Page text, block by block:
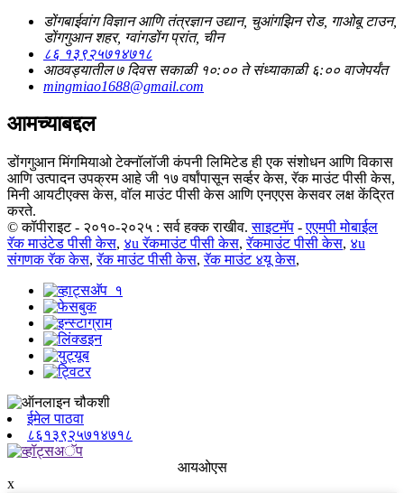
डोंगबाईवांग विज्ञान आणि तंत्रज्ञान उद्यान, चुआंगझिन रोड, गाओबू टाउन,
डोंगगुआन शहर, ग्वांगडोंग प्रांत, चीन
८६ १३९२५७१४७१८
आठवड्यातील ७ दिवस सकाळी १०:०० ते संध्याकाळी ६:०० वाजेपर्यंत
mingmiao1688@gmail.com
आमच्याबद्दल
डोंगगुआन मिंगमियाओ टेक्नॉलॉजी कंपनी लिमिटेड ही एक संशोधन आणि विकास
आणि उत्पादन उपक्रम आहे जी १७ वर्षांपासून सर्व्हर केस, रॅक माउंट पीसी केस,
मिनी आयटीएक्स केस, वॉल माउंट पीसी केस आणि एनएएस केसवर लक्ष केंद्रित
करते.
© कॉपीराइट - २०१०-२०२५ : सर्व हक्क राखीव. साइटमॅप -एएमपी मोबाईल
रॅक माउंटेड पीसी केस, ४u रॅकमाउंट पीसी केस,रॅकमाउंट पीसी केस, ४u
संगणक रॅक केस,रॅक माउंट पीसी केस,रॅक माउंट ४यू केस,
ईमेल पाठवा
८६१३९२५७१४७१८
आयओएस
x